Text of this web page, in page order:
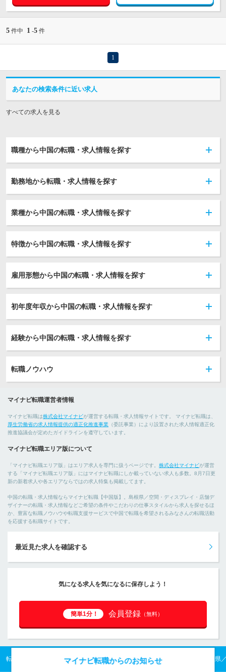
5 件中 1 -5 件
1
あなたの検索条件に近い求人
すべての求人を見る
職種から中国の転職・求人情報を探す
勤務地から転職・求人情報を探す
業種から中国の転職・求人情報を探す
特徴から中国の転職・求人情報を探す
雇用形態から中国の転職・求人情報を探す
初年度年収から中国の転職・求人情報を探す
経験から中国の転職・求人情報を探す
転職ノウハウ
マイナビ転職運営者情報
マイナビ転職は株式会社マイナビが運営する転職・求人情報サイトです。 マイナビ転職は、
厚生労働省の求人情報提供の適正化推進事業 （委託事業）により設置された求人情報適正化
推進協議会が定めたガイドラインを遵守しています。
マイナビ転職エリア版について
「マイナビ転職エリア版」はエリア求人を専門に扱うページです。 株式会社マイナビが運営
する「マイナビ転職エリア版」にはマイナビ転職にしか載っていない求人も多数。8月7日更
新の新着求人や各エリアならではの求人特集も掲載してます。
中国の転職・求人情報ならマイナビ転職【中国版】。島根県／空間・ディスプレイ・店舗デ
ザイナーの転職・求人情報などご希望の条件やこだわりの仕事スタイルから求人を探せるほ
か、豊富な転職ノウハウや転職支援サービスで中国で転職を希望されるみなさんの転職活動
を応援する転職サイトです。
最近見た求人を確認する
気になる求人を気になるに保存しよう！
簡単1分！ 会員登録 （無料）
転職TOP 中国の転職・求人情報TOP 島根県の転職・求人情報TOP 島根県
マイナビ転職からのお知らせ